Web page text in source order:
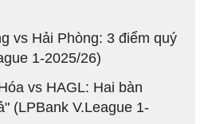
vs Hải Phòng: 3 điểm quý
1-2025/26)
vs HAGL: Hai bàn
(LPBank V.League 1-